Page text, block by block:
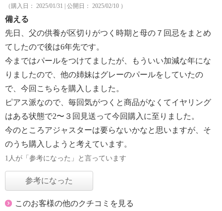
（購入日： 2025/01/31 | 公開日： 2025/02/10 ）
備える
先日、父の供養が区切りがつく時期と母の７回忌をまとめ
てしたので後は6年先です。
今まではパールをつけてましたが、もういい加減な年にな
りましたので、他の姉妹はグレーのパールをしていたの
で、今回こちらを購入しました。
ピアス派なので、毎回気がつくと商品がなくてイヤリング
はある状態で2〜３回見送って今回購入に至りました。
今のところアジャスターは要らないかなと思いますが、そ
のうち購入しようと考えています。
1人が「参考になった」と言っています
参考になった
このお客様の他のクチコミを見る